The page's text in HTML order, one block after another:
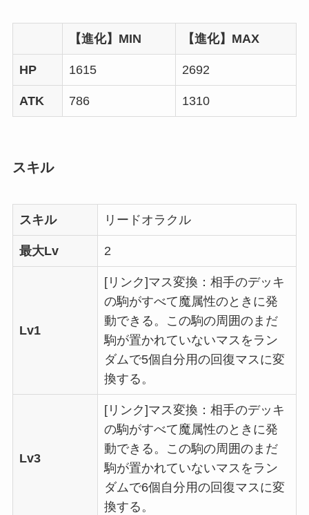
【進化】MIN 【進化】MAX
HP 1615 2692
ATK 786 1310
スキル
スキル リードオラクル
最大Lv 2
Lv1
[リンク]マス変換：相手のデッキ
の駒がすべて魔属性のときに発
動できる。この駒の周囲のまだ
駒が置かれていないマスをラン
ダムで5個自分用の回復マスに変
換する。
Lv3
[リンク]マス変換：相手のデッキ
の駒がすべて魔属性のときに発
動できる。この駒の周囲のまだ
駒が置かれていないマスをラン
ダムで6個自分用の回復マスに変
換する。